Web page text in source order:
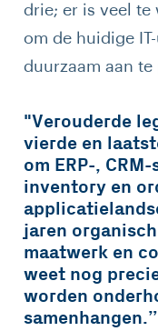
drie; er is veel te
om de huidige
duurzaam aan te
"Verouderde
vierde en
om ERP-,
inventory en
jaren
maatwerk en
weet nog
worden
samenhangen.”